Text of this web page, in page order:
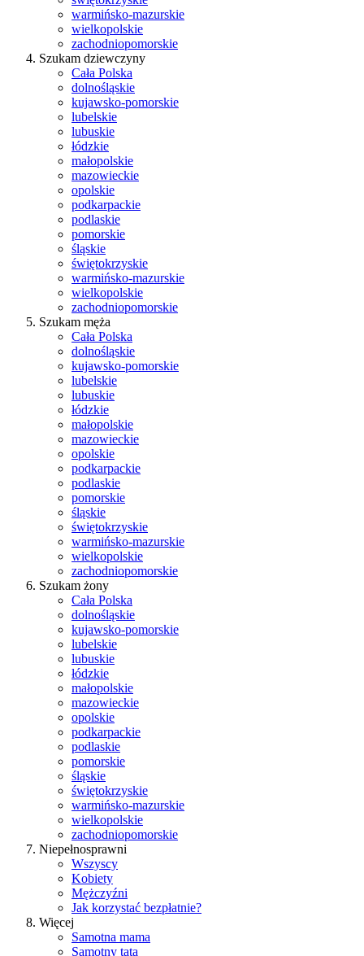
warmińsko-mazurskie
wielkopolskie
zachodniopomorskie
Szukam dziewczyny
Cała Polska
dolnośląskie
kujawsko-pomorskie
lubelskie
lubuskie
łódzkie
małopolskie
mazowieckie
opolskie
podkarpackie
podlaskie
pomorskie
śląskie
świętokrzyskie
warmińsko-mazurskie
wielkopolskie
zachodniopomorskie
Szukam męża
Cała Polska
dolnośląskie
kujawsko-pomorskie
lubelskie
lubuskie
łódzkie
małopolskie
mazowieckie
opolskie
podkarpackie
podlaskie
pomorskie
śląskie
świętokrzyskie
warmińsko-mazurskie
wielkopolskie
zachodniopomorskie
Szukam żony
Cała Polska
dolnośląskie
kujawsko-pomorskie
lubelskie
lubuskie
łódzkie
małopolskie
mazowieckie
opolskie
podkarpackie
podlaskie
pomorskie
śląskie
świętokrzyskie
warmińsko-mazurskie
wielkopolskie
zachodniopomorskie
Niepełnosprawni
Wszyscy
Kobiety
Mężczyźni
Jak korzystać bezpłatnie?
Więcej
Samotna mama
Samotny tata